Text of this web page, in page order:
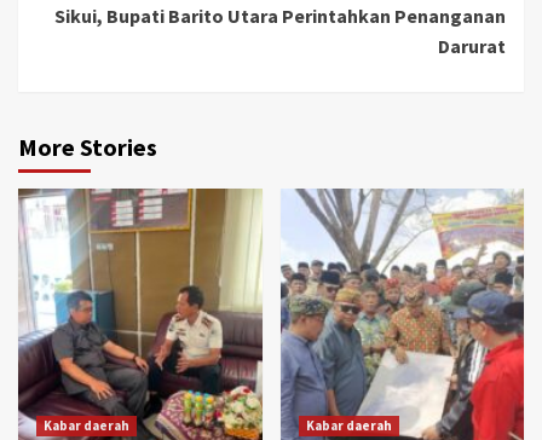
Sikui, Bupati Barito Utara Perintahkan Penanganan
Darurat
More Stories
Kabar daerah Kabar daerah